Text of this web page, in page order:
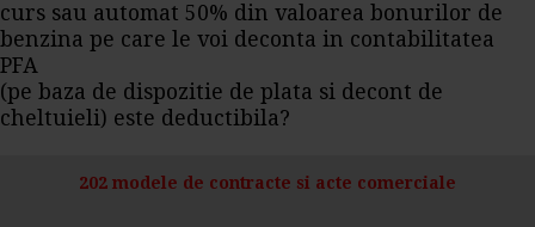
curs sau automat 50% din valoarea bonurilor de
benzina pe care le voi deconta in contabilitatea
PFA
(pe baza de dispozitie de plata si decont de
cheltuieli) este deductibila?
202 modele de contracte si acte comerciale